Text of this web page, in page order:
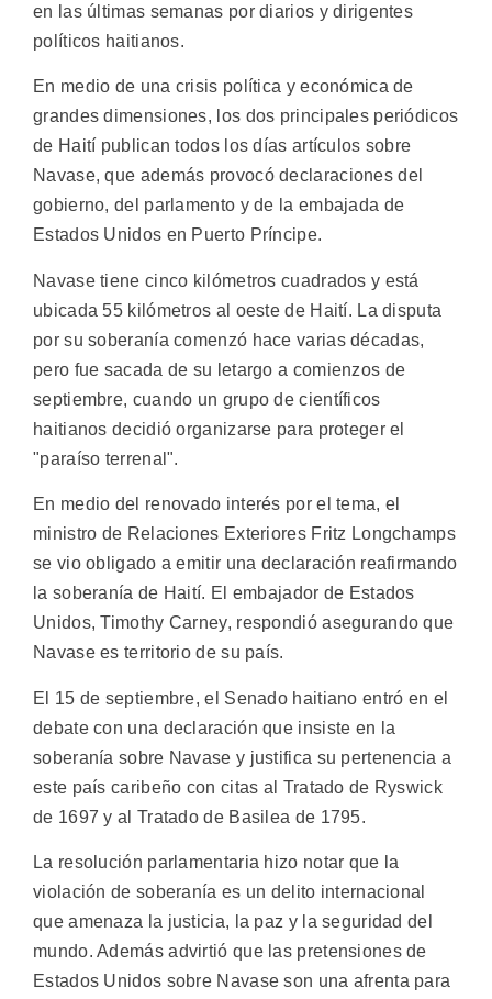
en las últimas semanas por diarios y dirigentes
políticos haitianos.
En medio de una crisis política y económica de
grandes dimensiones, los dos principales periódicos
de Haití publican todos los días artículos sobre
Navase, que además provocó declaraciones del
gobierno, del parlamento y de la embajada de
Estados Unidos en Puerto Príncipe.
Navase tiene cinco kilómetros cuadrados y está
ubicada 55 kilómetros al oeste de Haití. La disputa
por su soberanía comenzó hace varias décadas,
pero fue sacada de su letargo a comienzos de
septiembre, cuando un grupo de científicos
haitianos decidió organizarse para proteger el
"paraíso terrenal".
En medio del renovado interés por el tema, el
ministro de Relaciones Exteriores Fritz Longchamps
se vio obligado a emitir una declaración reafirmando
la soberanía de Haití. El embajador de Estados
Unidos, Timothy Carney, respondió asegurando que
Navase es territorio de su país.
El 15 de septiembre, el Senado haitiano entró en el
debate con una declaración que insiste en la
soberanía sobre Navase y justifica su pertenencia a
este país caribeño con citas al Tratado de Ryswick
de 1697 y al Tratado de Basilea de 1795.
La resolución parlamentaria hizo notar que la
violación de soberanía es un delito internacional
que amenaza la justicia, la paz y la seguridad del
mundo. Además advirtió que las pretensiones de
Estados Unidos sobre Navase son una afrenta para